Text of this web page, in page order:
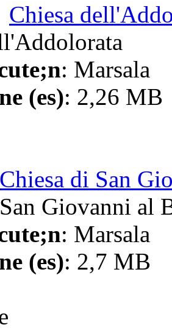
Chiesa
: Marsala
(es): 2,26 MB
Chiesa di San
Giovanni al
: Marsala
(es): 2,7 MB